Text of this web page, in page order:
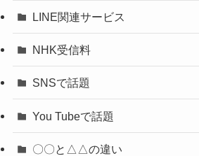
LINE関連サービス
NHK受信料
SNSで話題
You Tubeで話題
〇〇と△△の違い